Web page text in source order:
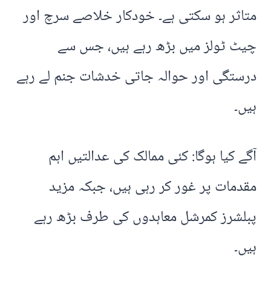
متاثر ہو سکتی ہے۔ خودکار خلاصے سرچ اور
چیٹ ٹولز میں بڑھ رہے ہیں، جس سے
درستگی اور حوالہ جاتی خدشات جنم لے رہے
ہیں۔
آگے کیا ہوگا: کئی ممالک کی عدالتیں اہم
مقدمات پر غور کر رہی ہیں، جبکہ مزید
پبلشرز کمرشل معاہدوں کی طرف بڑھ رہے
ہیں۔